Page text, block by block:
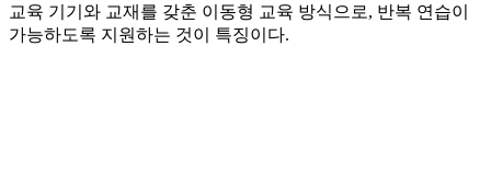
교육 기기와 교재를 갖춘 이동형 교육 방식으로, 반복 연습이
가능하도록 지원하는 것이 특징이다.